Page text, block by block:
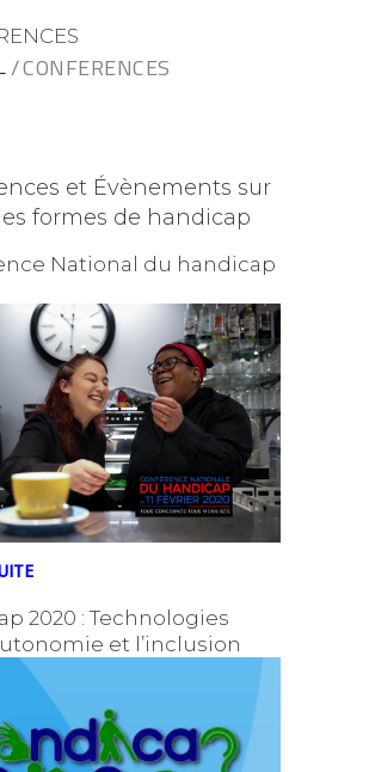
CONFERENCES
et Évènements sur
formes de handicap
National du handicap
2020 : Technologies
et l’inclusion